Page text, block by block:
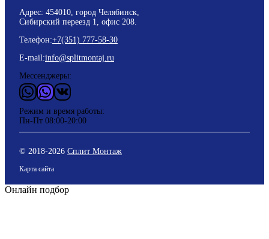
Адрес: 454010, город Челябинск,
Сибирский переезд 1, офис 208.
Телефон:+7(351) 777-58-30
E-mail:info@splitmontaj.ru
Мессенджеры:
WhatsApp
ViderВКонтакте
Режим и время работы:
Пн-Пт 08:00-20:00
© 2018-2026 Сплит Монтаж
Карта сайта
Онлайн подбор